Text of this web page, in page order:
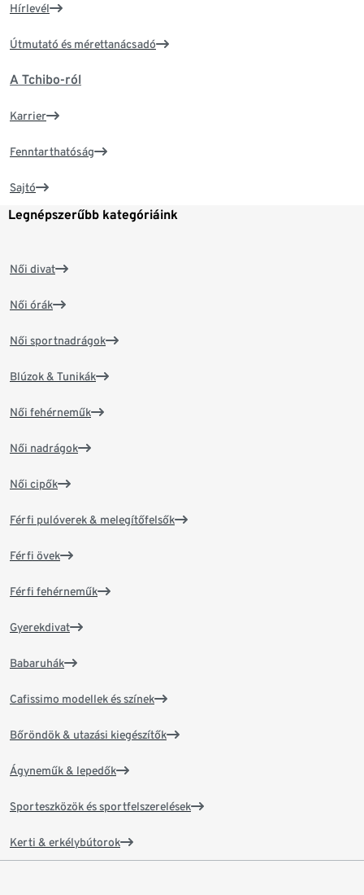
Hírlevél
Útmutató és mérettanácsadó
A Tchibo-ról
Karrier
Fenntarthatóság
Sajtó
Legnépszerűbb kategóriáink
Női divat
Női órák
Női sportnadrágok
Blúzok & Tunikák
Női fehérneműk
Női nadrágok
Női cipők
Férfi pulóverek & melegítőfelsők
Férfi övek
Férfi fehérneműk
Gyerekdivat
Babaruhák
Cafissimo modellek és színek
Bőröndök & utazási kiegészítők
Ágyneműk & lepedők
Sporteszközök és sportfelszerelések
Kerti & erkélybútorok